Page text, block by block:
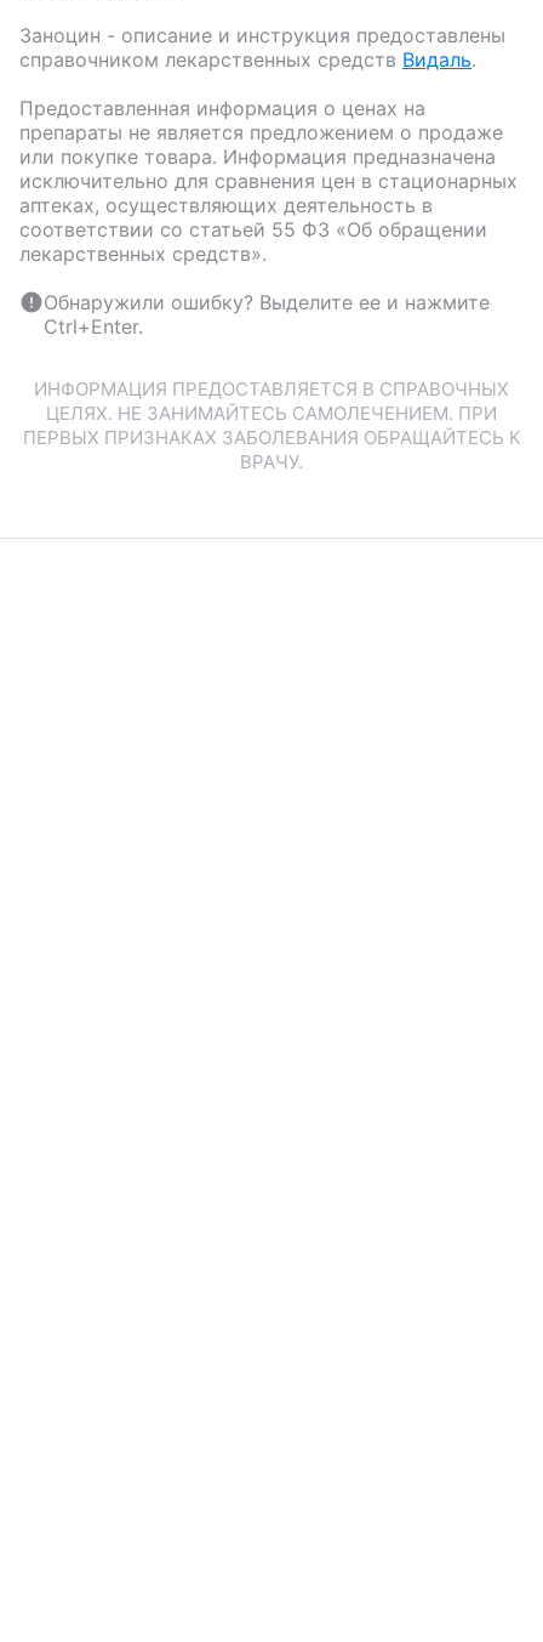
Заноцин - описание и инструкция предоставлены
справочником лекарственных средств Видаль.
Предоставленная информация о ценах на
препараты не является предложением о продаже
или покупке товара. Информация предназначена
исключительно для сравнения цен в стационарных
аптеках, осуществляющих деятельность в
соответствии со статьей 55 ФЗ «Об обращении
лекарственных средств».
Обнаружили ошибку? Выделите ее и нажмите
Ctrl+Enter.
ИНФОРМАЦИЯ ПРЕДОСТАВЛЯЕТСЯ В СПРАВОЧНЫХ
ЦЕЛЯХ. НЕ ЗАНИМАЙТЕСЬ САМОЛЕЧЕНИЕМ. ПРИ
ПЕРВЫХ ПРИЗНАКАХ ЗАБОЛЕВАНИЯ ОБРАЩАЙТЕСЬ К
ВРАЧУ.